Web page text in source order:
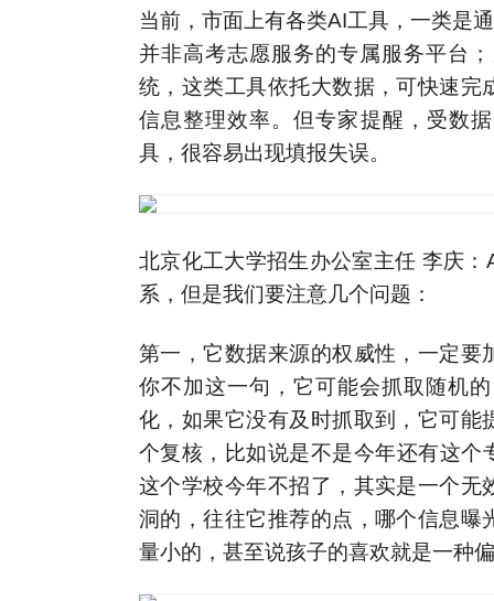
当前，市面上有各类AI工具，一类是
并非高考志愿服务的专属服务平台
统，这类工具依托大数据，可快速
信息整理效率。但专家提醒，受数
具，很容易出现填报失误。
北京化工大学招生办公室主任 李庆
系，但是我们要注意几个问题：
第一，它数据来源的权威性，一定
你不加这一句，它可能会抓取随机
化，如果它没有及时抓取到，它可
个复核，比如说是不是今年还有这
这个学校今年不招了，其实是一个
洞的，往往它推荐的点，哪个信息
量小的，甚至说孩子的喜欢就是一种